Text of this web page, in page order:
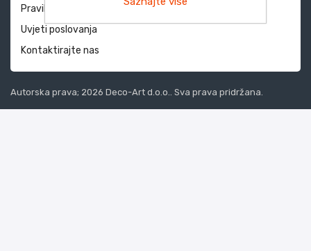
Pravila privatnosti
Uvjeti poslovanja
Kontaktirajte nas
Autorska prava; 2026 Deco-Art d.o.o.. Sva prava pridržana.